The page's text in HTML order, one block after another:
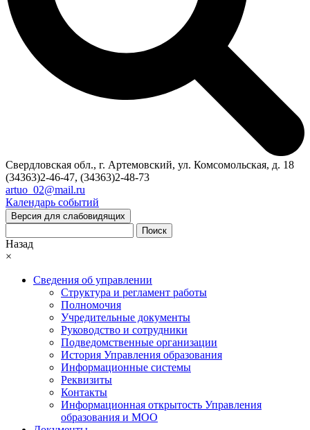
Свердловская обл., г. Артемовский, ул. Комсомольская, д. 18
(34363)2-46-47, (34363)2-48-73
artuo_02@mail.ru
Календарь событий
Версия для слабовидящих
Поиск
Назад
×
Сведения об управлении
Структура и регламент работы
Полномочия
Учредительные документы
Руководство и сотрудники
Подведомственные организации
История Управления образования
Информационные системы
Реквизиты
Контакты
Информационная открытость Управления
образования и МОО